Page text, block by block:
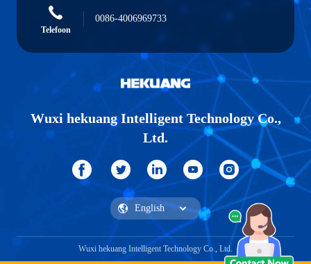
Telefoon
0086-4006969733
Wuxi hekuang Intelligent Technology Co.,
Ltd.
Wuxi hekuang Intelligent Technology Co., Ltd.